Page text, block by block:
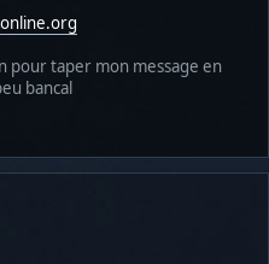
pour taper mon message en
bancal